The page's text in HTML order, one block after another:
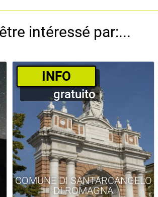
intéressé par:...
COMUNE DI SANTARCANGELO
DI ROMAGNA
­INFO
gratuito